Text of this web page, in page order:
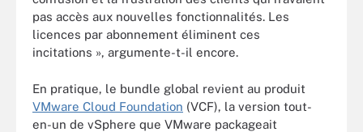
pas accès aux nouvelles fonctionnalités. Les
licences par abonnement éliminent ces
incitations », argumente-t-il encore.
En pratique, le bundle global revient au produit
VMware Cloud Foundation (VCF), la version tout-
en-un de vSphere que VMware packageait